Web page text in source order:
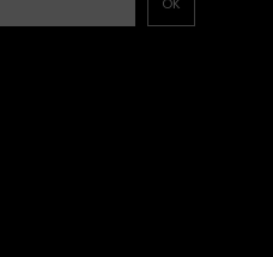
OK